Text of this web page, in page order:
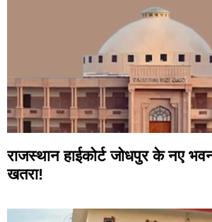
राजस्थान हाईकोर्ट जोधपुर के नए
खतरा!